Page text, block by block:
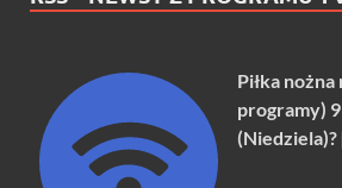
Piłka
programy)